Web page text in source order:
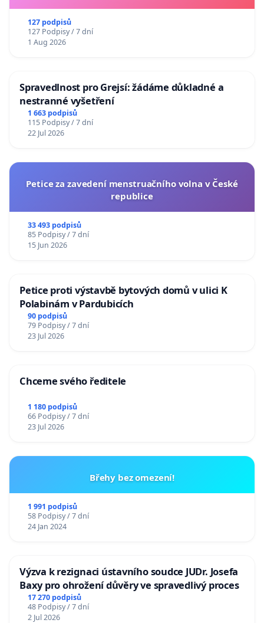
127 podpisů
127 Podpisy / 7 dní
1 Aug 2026
Spravedlnost pro Grejsí: žádáme důkladné a
nestranné vyšetření
1 663 podpisů
115 Podpisy / 7 dní
22 Jul 2026
Petice za zavedení menstruačního volna v České
republice
33 493 podpisů
85 Podpisy / 7 dní
15 Jun 2026
Petice proti výstavbě bytových domů v ulici K
Polabinám v Pardubicích
90 podpisů
79 Podpisy / 7 dní
23 Jul 2026
Chceme svého ředitele
1 180 podpisů
66 Podpisy / 7 dní
23 Jul 2026
Břehy bez omezení!
1 991 podpisů
58 Podpisy / 7 dní
24 Jan 2024
Výzva k rezignaci ústavního soudce JUDr. Josefa
Baxy pro ohrožení důvěry ve spravedlivý proces
17 270 podpisů
48 Podpisy / 7 dní
2 Jul 2026